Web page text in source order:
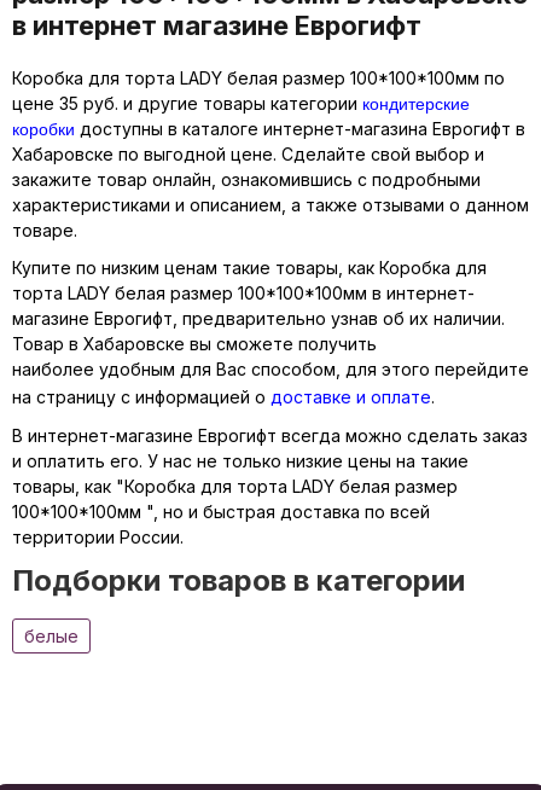
в интернет магазине Еврогифт
Коробка для торта LADY белая размер 100*100*100мм по
цене 35 руб. и другие товары категории кондитерские
коробки доступны в каталоге интернет-магазина Еврогифт в
Хабаровске по выгодной цене. Сделайте свой выбор и
закажите товар онлайн, ознакомившись с подробными
характеристиками и описанием, а также отзывами о данном
товаре.
Купите по низким ценам такие товары, как Коробка для
торта LADY белая размер 100*100*100мм в интернет-
магазине Еврогифт, предварительно узнав об их наличии.
Товар в Хабаровске вы сможете получить
наиболее удобным для Вас способом, для этого перейдите
на страницу с информацией о доставке и оплате.
В интернет-магазине Еврогифт всегда можно сделать заказ
и оплатить его. У нас не только низкие цены на такие
товары, как "Коробка для торта LADY белая размер
100*100*100мм ", но и быстрая доставка по всей
территории России.
Подборки товаров в категории
белые